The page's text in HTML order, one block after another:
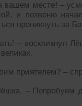
месте! –
и позвоню
проникнуть за
– воскликнул
приятелем? –
– Попробуем